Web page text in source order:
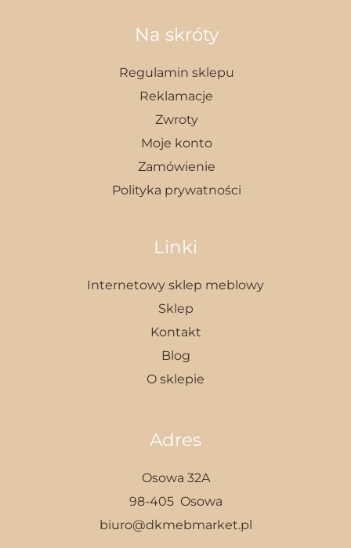
Na skróty
Regulamin sklepu
Reklamacje
Zwroty
Moje konto
Zamówienie
Polityka prywatności
Linki
Internetowy sklep meblowy
Sklep
Kontakt
Blog
O sklepie
Adres
Osowa 32A
98-405 Osowa
biuro@dkmebmarket.pl